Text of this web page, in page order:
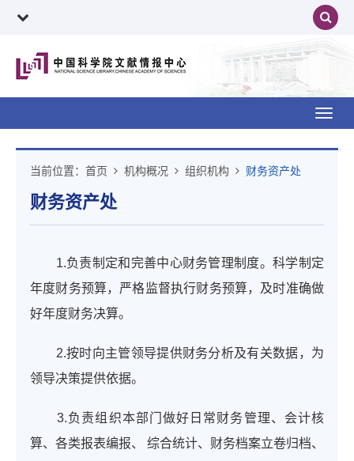
当前位置： 首页 机构概况 组织机构 财务资产处
财务资产处
1.负责制定和完善中心财务管理制度。科学制定
年度财务预算，严格监督执行财务预算，及时准确做
好年度财务决算。
2.按时向主管领导提供财务分析及有关数据，为
领导决策提供依据。
3.负责组织本部门做好日常财务管理、会计核
算、各类报表编报、 综合统计、财务档案立卷归档、